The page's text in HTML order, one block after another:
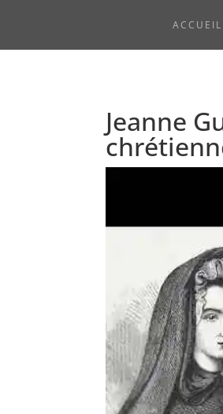
ACCUEIL
Jeanne